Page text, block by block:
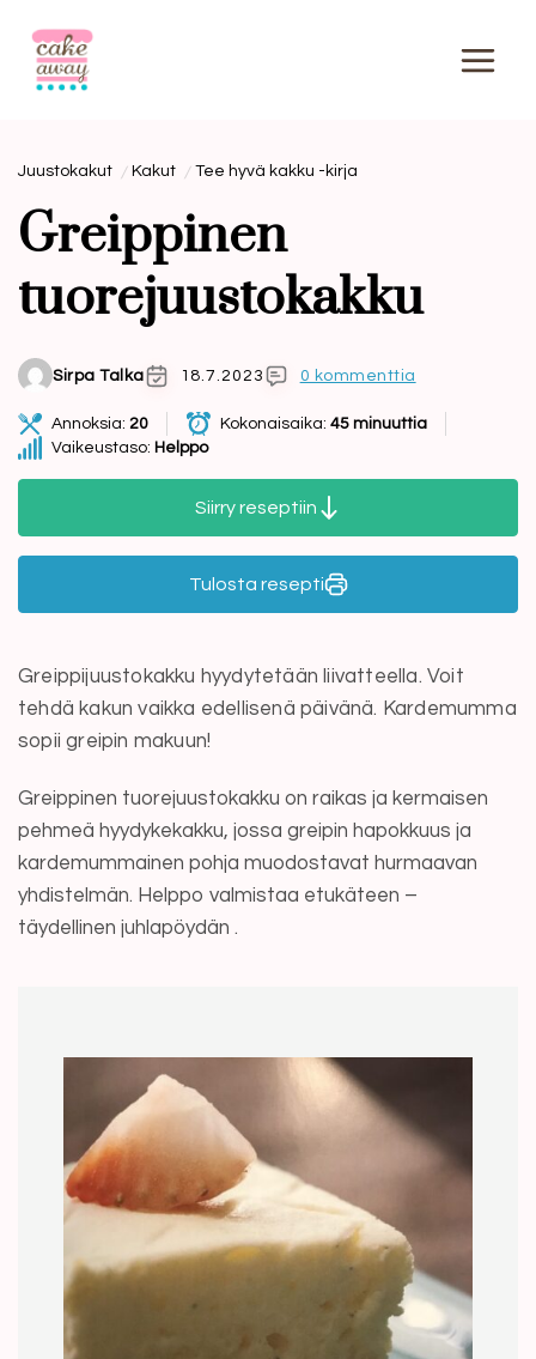
sisältöön
Juustokakut Kakut Tee hyvä kakku -kirja
Greippinen
tuorejuustokakku
Sirpa Talka 18.7.2023 0 kommenttia
Annoksia: 20 Kokonaisaika: 45 minuuttia
Vaikeustaso: Helppo
Siirry reseptiin
Tulosta resepti
Greippijuustokakku hyydytetään liivatteella. Voit
tehdä kakun vaikka edellisenä päivänä. Kardemumma
sopii greipin makuun!
Greippinen tuorejuustokakku on raikas ja kermaisen
pehmeä hyydykekakku, jossa greipin hapokkuus ja
kardemummainen pohja muodostavat hurmaavan
yhdistelmän. Helppo valmistaa etukäteen –
täydellinen juhlapöydän .